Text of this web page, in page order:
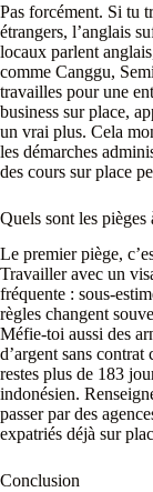
Pas forcément. Si tu
étrangers, l’anglais
locaux parlent
comme Canggu,
travailles pour une
business sur place,
un vrai plus. Cela
les démarches
des cours sur place
Quels sont les
Le premier piège,
Travailler avec un
fréquente : sous-
règles changent
Méfie-toi aussi des
d’argent sans
restes plus de 183
indonésien.
passer par des
expatriés déjà sur
Conclusion